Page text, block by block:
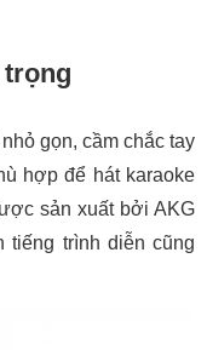
gọn, cầm chắc tay
hợp để hát karaoke
sản xuất bởi AKG
tiếng trình diễn cũng